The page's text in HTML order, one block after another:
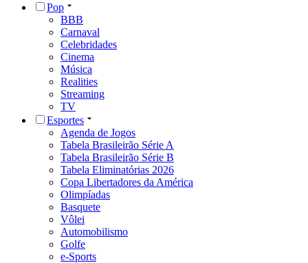
Pop
BBB
Carnaval
Celebridades
Cinema
Música
Realities
Streaming
TV
Esportes
Agenda de Jogos
Tabela Brasileirão Série A
Tabela Brasileirão Série B
Tabela Eliminatórias 2026
Copa Libertadores da América
Olimpíadas
Basquete
Vôlei
Automobilismo
Golfe
e-Sports